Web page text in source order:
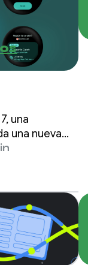
una
una nueva
a